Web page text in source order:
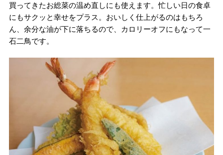
買ってきたお総菜の温め直しにも使えます。忙しい日の食卓
にもサクッと幸せをプラス。おいしく仕上がるのはもちろ
ん、余分な油が下に落ちるので、カロリーオフにもなって一
石二鳥です。